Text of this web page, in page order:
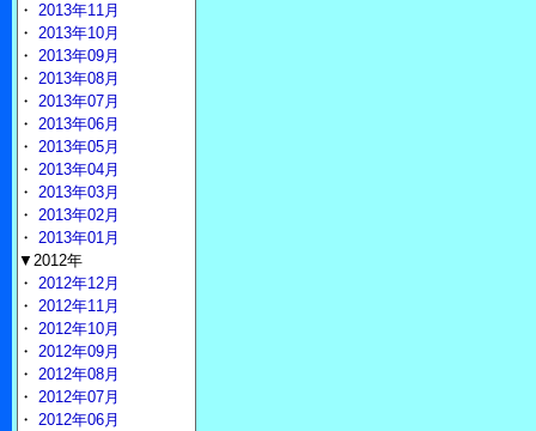
・ 2013年11月
・ 2013年10月
・ 2013年09月
・ 2013年08月
・ 2013年07月
・ 2013年06月
・ 2013年05月
・ 2013年04月
・ 2013年03月
・ 2013年02月
・ 2013年01月
▼2012年
・ 2012年12月
・ 2012年11月
・ 2012年10月
・ 2012年09月
・ 2012年08月
・ 2012年07月
・ 2012年06月